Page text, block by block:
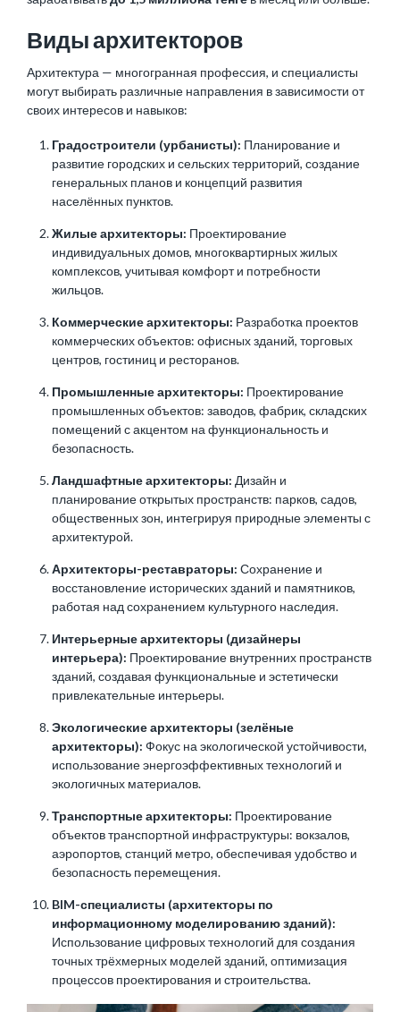
Виды архитекторов
Архитектура — многогранная профессия, и специалисты
могут выбирать различные направления в зависимости от
своих интересов и навыков:
Градостроители (урбанисты): Планирование и
развитие городских и сельских территорий, создание
генеральных планов и концепций развития
населённых пунктов.
Жилые архитекторы: Проектирование
индивидуальных домов, многоквартирных жилых
комплексов, учитывая комфорт и потребности
жильцов.
Коммерческие архитекторы: Разработка проектов
коммерческих объектов: офисных зданий, торговых
центров, гостиниц и ресторанов.
Промышленные архитекторы: Проектирование
промышленных объектов: заводов, фабрик, складских
помещений с акцентом на функциональность и
безопасность.
Ландшафтные архитекторы: Дизайн и
планирование открытых пространств: парков, садов,
общественных зон, интегрируя природные элементы с
архитектурой.
Архитекторы-реставраторы: Сохранение и
восстановление исторических зданий и памятников,
работая над сохранением культурного наследия.
Интерьерные архитекторы (дизайнеры
интерьера): Проектирование внутренних пространств
зданий, создавая функциональные и эстетически
привлекательные интерьеры.
Экологические архитекторы (зелёные
архитекторы): Фокус на экологической устойчивости,
использование энергоэффективных технологий и
экологичных материалов.
Транспортные архитекторы: Проектирование
объектов транспортной инфраструктуры: вокзалов,
аэропортов, станций метро, обеспечивая удобство и
безопасность перемещения.
BIM-специалисты (архитекторы по
информационному моделированию зданий):
Использование цифровых технологий для создания
точных трёхмерных моделей зданий, оптимизация
процессов проектирования и строительства.